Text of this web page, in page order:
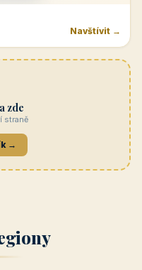
Navštívit →
zde
straně
→
kraj)
Žilinský
Střední Čechy
(Středočeský